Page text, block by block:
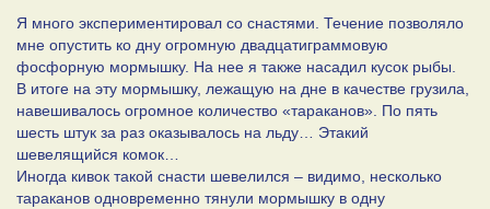
Я много экспериментировал со снастями. Течение позволяло
мне опустить ко дну огромную двадцатиграммовую
фосфорную мормышку. На нее я также насадил кусок рыбы.
В итоге на эту мормышку, лежащую на дне в качестве грузила,
навешивалось огромное количество «тараканов». По пять
шесть штук за раз оказывалось на льду… Этакий
шевелящийся комок…
Иногда кивок такой снасти шевелился – видимо, несколько
тараканов одновременно тянули мормышку в одну